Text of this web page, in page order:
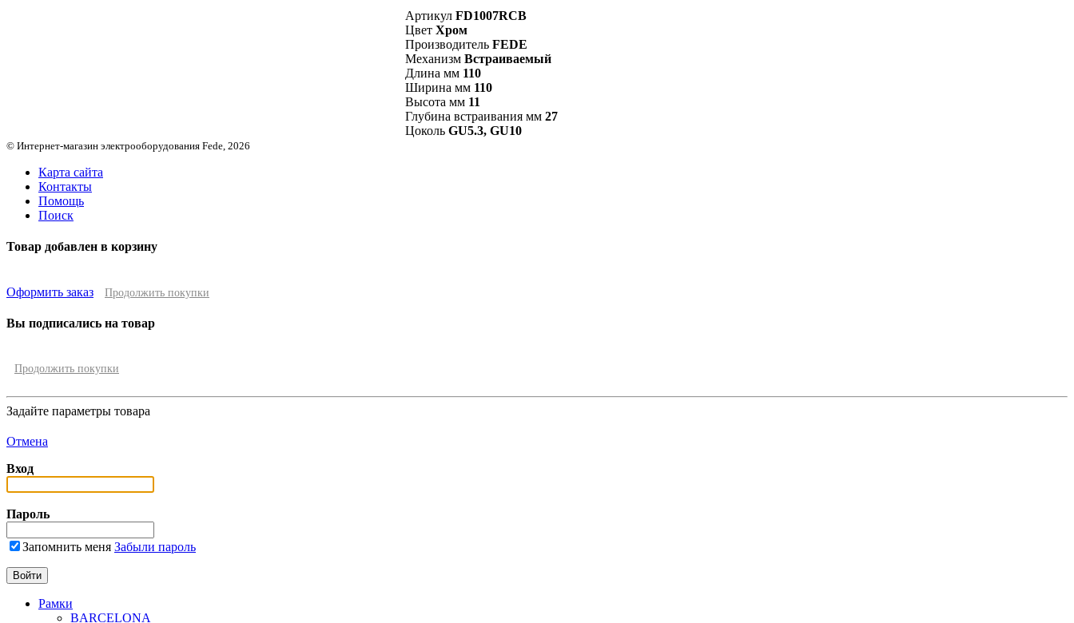
Артикул FD1007RCB
Цвет Хром
Производитель FEDE
Механизм Встраиваемый
Длина мм 110
Ширина мм 110
Высота мм 11
Глубина встраивания мм 27
Цоколь GU5.3, GU10
© Интернет-магазин электрооборудования Fede, 2026
Карта сайта
Контакты
Помощь
Поиск
Товар добавлен в корзину
Оформить заказ Продолжить покупки
Вы подписались на товар
Продолжить покупки
Задайте параметры товара
Отмена
Вход
Пароль
Запомнить меня Забыли пароль
Рамки
BARCELONA